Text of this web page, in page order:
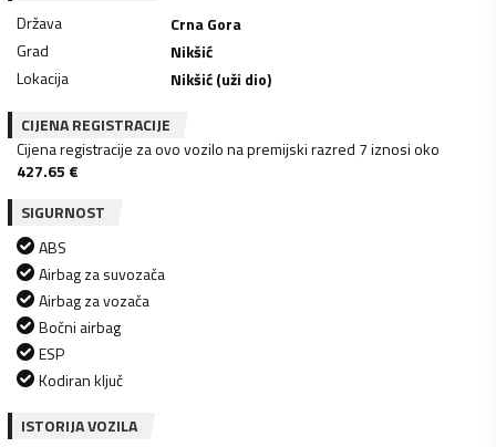
Država
Crna Gora
Grad
Nikšić
Lokacija
Nikšić (uži dio)
CIJENA REGISTRACIJE
Cijena registracije za ovo vozilo na premijski razred 7 iznosi oko
427.65 €
SIGURNOST
ABS
Airbag za suvozača
Airbag za vozača
Bočni airbag
ESP
Kodiran ključ
ISTORIJA VOZILA